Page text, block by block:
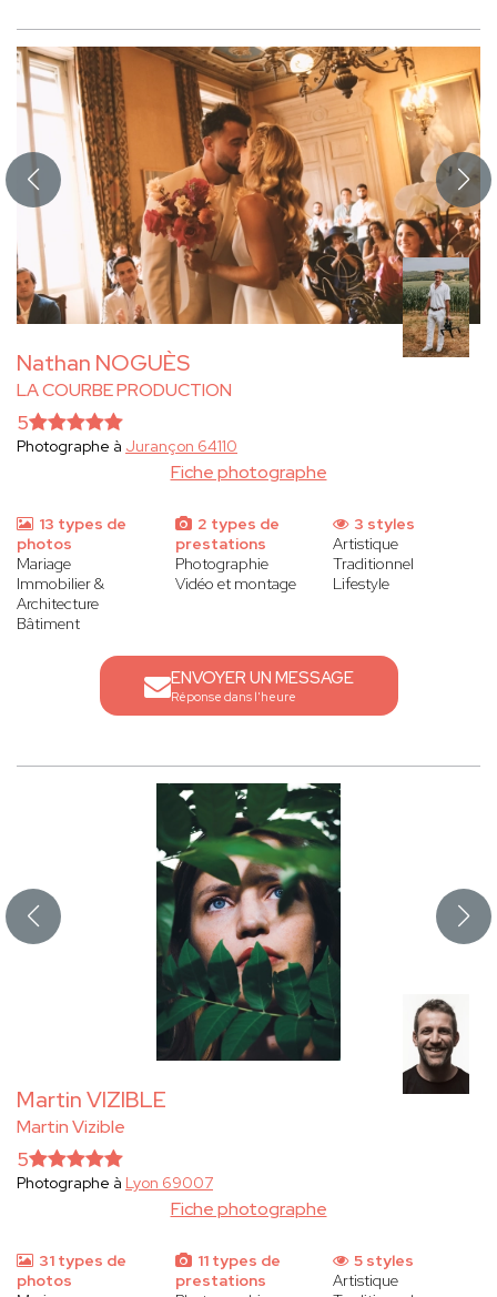
Nathan NOGUÈS
LA COURBE PRODUCTION
Fiche photographe
5
Photographe à Jurançon 64110
13 types de
photos
Mariage
Immobilier &
Architecture
Bâtiment
2 types de
prestations
Photographie
Vidéo et montage
3 styles
Artistique
Traditionnel
Lifestyle
ENVOYER UN MESSAGE
Réponse dans l'heure
Martin VIZIBLE
Martin Vizible
Fiche photographe
5
Photographe à Lyon 69007
31 types de
photos
11 types de
prestations
5 styles
Artistique